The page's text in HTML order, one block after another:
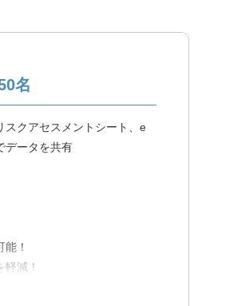
名
スクアセスメントシート、e
データを共有
！
減！